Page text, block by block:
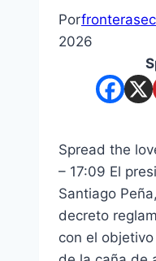
Por
2026
Spread the
– 17:09 El
Santiago
decreto
con el